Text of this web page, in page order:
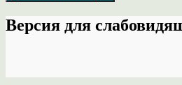
Версия для